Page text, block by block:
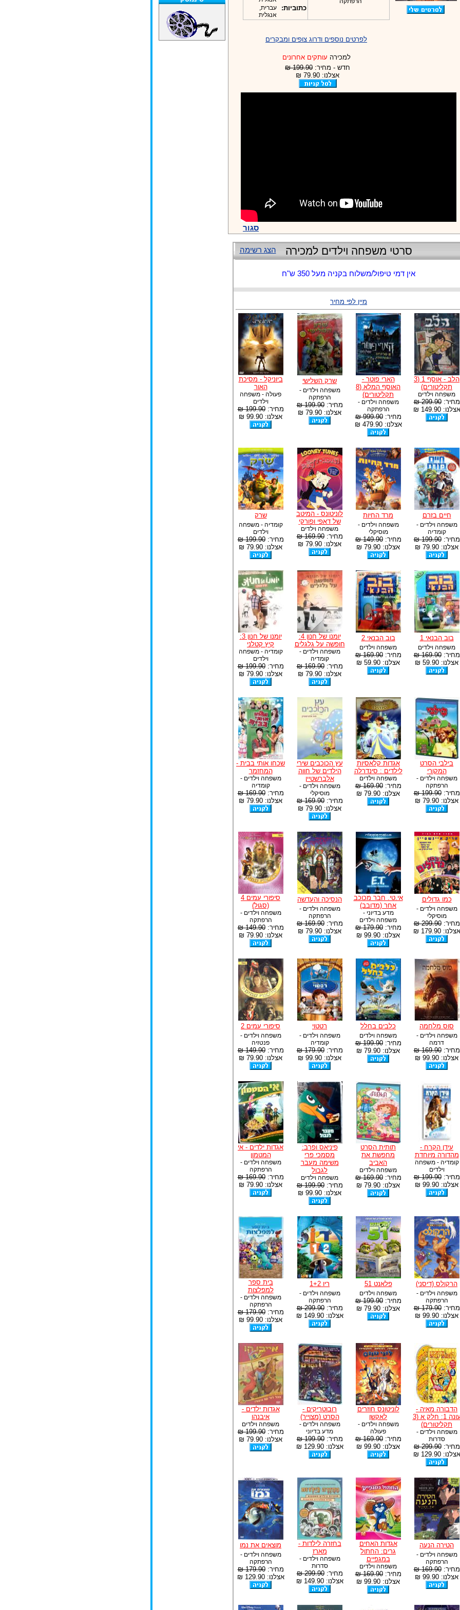
כתוביות:
עברית,
אנגלית
לפרטים נוספים ודרוג צופים ומבקרים
למכירה עותקים אחרונים
חדש - מחיר: 199.90 ₪
אצלנו: 79.90 ₪
סגור
הצג רשימה סרטי משפחה וילדים למכירה
אין דמי טיפול/משלוח בקניה מעל 350 ש"ח
מיין לפי מחיר
הלב - אוסף 1 (3
תקליטורים)
משפחה וילדים
מחיר:299.90 ₪
אצלנו: 149.90 ₪
הארי פוטר -
האוסף המלא (8
תקליטורים)
משפחה וילדים -
הרפתקה
מחיר:999.90 ₪
אצלנו: 479.90 ₪
שרק השלישי
משפחה וילדים -
הרפתקה
מחיר:199.90 ₪
אצלנו: 79.90 ₪
ביוניקל - מסיכת
האור
פעולה - משפחה
וילדים
מחיר:199.90 ₪
אצלנו: 99.90 ₪
חיים בזרם
משפחה וילדים -
קומדיה
מחיר:199.90 ₪
אצלנו: 79.90 ₪
מרד החיות
משפחה וילדים -
מוסיקלי
מחיר:149.90 ₪
אצלנו: 79.90 ₪
לוניטונס - המיטב
של דאפי ופורקי
משפחה וילדים
מחיר:169.90 ₪
אצלנו: 79.90 ₪
שרק
קומדיה - משפחה
וילדים
מחיר:199.90 ₪
אצלנו: 79.90 ₪
בוב הבנאי 1
משפחה וילדים
מחיר:169.90 ₪
אצלנו: 59.90 ₪
בוב הבנאי 2
משפחה וילדים
מחיר:169.90 ₪
אצלנו: 59.90 ₪
יומנו של חנון 4:
חופשה על גלגלים
משפחה וילדים -
קומדיה
מחיר:169.90 ₪
אצלנו: 79.90 ₪
יומנו של חנון 3:
קיץ קטלני
קומדיה - משפחה
וילדים
מחיר:199.90 ₪
אצלנו: 79.90 ₪
בילבי הסרט
המקורי
משפחה וילדים -
הרפתקה
מחיר:199.90 ₪
אצלנו: 79.90 ₪
אגדות קלאסיות
לילדים : סינדרלה
משפחה וילדים
מחיר:169.90 ₪
אצלנו: 79.90 ₪
עץ הכוכבים שירי
הילדים של חווה
אלברשטיין
משפחה וילדים -
מוסיקלי
מחיר:169.90 ₪
אצלנו: 79.90 ₪
שכחו אותי בבית -
המחזמר
משפחה וילדים -
קומדיה
מחיר:169.90 ₪
אצלנו: 79.90 ₪
כמו גדולים
משפחה וילדים -
מוסיקלי
מחיר:299.90 ₪
אצלנו: 179.90 ₪
אי.טי. חבר מכוכב
אחר (מדובב)
מדע בדיוני -
משפחה וילדים
מחיר:179.90 ₪
אצלנו: 99.90 ₪
הנסיכה והעדשה
משפחה וילדים -
הרפתקה
מחיר:169.90 ₪
אצלנו: 79.90 ₪
סיפורי עמים 4
(סגול)
משפחה וילדים -
הרפתקה
מחיר:149.90 ₪
אצלנו: 79.90 ₪
סוס מלחמה
משפחה וילדים -
דרמה
מחיר:169.90 ₪
אצלנו: 99.90 ₪
כלבים בחלל
משפחה וילדים
מחיר:199.90 ₪
אצלנו: 79.90 ₪
רטטוי
משפחה וילדים -
קומדיה
מחיר:179.90 ₪
אצלנו: 99.90 ₪
סיפורי עמים 2
משפחה וילדים -
פנטזיה
מחיר:149.90 ₪
אצלנו: 79.90 ₪
עידן הקרח -
מהדורה מיוחדת
קומדיה - משפחה
וילדים
מחיר:199.90 ₪
אצלנו: 99.90 ₪
תותית הסרט
מחפשת את
האביב
משפחה וילדים
מחיר:169.90 ₪
אצלנו: 79.90 ₪
פיניאס ופרב:
מסמכי פרי
משימה מעבר
לגבול
משפחה וילדים
מחיר:199.90 ₪
אצלנו: 99.90 ₪
אגדות ילדים - אי
המטמון
משפחה וילדים -
הרפתקה
מחיר:169.90 ₪
אצלנו: 79.90 ₪
הרקולס (דיסני)
משפחה וילדים -
הרפתקה
מחיר:179.90 ₪
אצלנו: 99.90 ₪
פלאנט 51
משפחה וילדים
מחיר:199.90 ₪
אצלנו: 79.90 ₪
ריו 1+2
משפחה וילדים -
הרפתקה
מחיר:299.90 ₪
אצלנו: 149.90 ₪
בית ספר
למפלצות
משפחה וילדים -
הרפתקה
מחיר:179.90 ₪
אצלנו: 99.90 ₪
הדבורה מאיה -
עונה 1: חלק א (3
תקליטורים)
משפחה וילדים -
סדרות
מחיר:299.90 ₪
אצלנו: 129.90 ₪
לוניטונס חוזרים
לאקשן
משפחה וילדים -
פעולה
מחיר:169.90 ₪
אצלנו: 99.90 ₪
רובוטריקים -
הסרט (מצוייר)
משפחה וילדים -
מדע בדיוני
מחיר:199.90 ₪
אצלנו: 129.90 ₪
אגדות ילדים -
איבנהו
משפחה וילדים
מחיר:199.90 ₪
אצלנו: 79.90 ₪
הטירה הנעה
משפחה וילדים -
הרפתקה
מחיר:169.90 ₪
אצלנו: 99.90 ₪
אגדות האחים
גרים: החתול
במגפיים
משפחה וילדים
מחיר:169.90 ₪
אצלנו: 99.90 ₪
בחזרה לילדות -
מארז
משפחה וילדים -
סדרות
מחיר:299.90 ₪
אצלנו: 149.90 ₪
מוצאים את נמו
משפחה וילדים -
הרפתקה
מחיר:179.90 ₪
אצלנו: 129.90 ₪